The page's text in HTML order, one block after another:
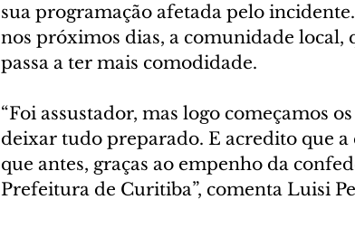
sua programação afetada pelo
nos próximos dias, a comunidade local,
passa a ter mais comodidade.
“Foi assustador, mas logo começamos
deixar tudo preparado. E acredito que
que antes, graças ao empenho da
Prefeitura de Curitiba”, comenta Luisi